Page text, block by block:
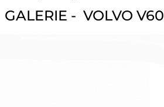
GALERIE - VOLVO V60